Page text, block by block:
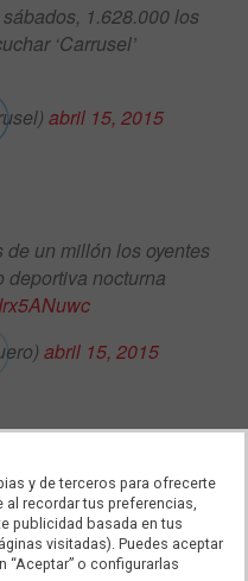
1.628.000 los
‘Carrusel’
abril 15, 2015
un millón los oyentes
deportiva nocturna
abril 15, 2015
muy contento con
Qué sepáis que
Gracias
y de terceros para ofrecerte
recordar tus preferencias,
publicidad basada en tus
visitadas). Puedes aceptar
o configurarlas